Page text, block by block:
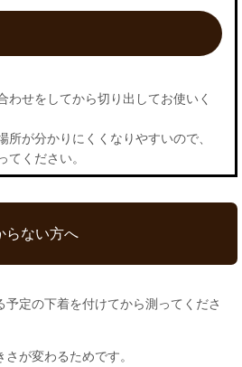
わせをしてから切り出してお使いく
所が分かりにくくなりやすいので、
ください。
らない方へ
定の下着を付けてから測ってくださ
が変わるためです。